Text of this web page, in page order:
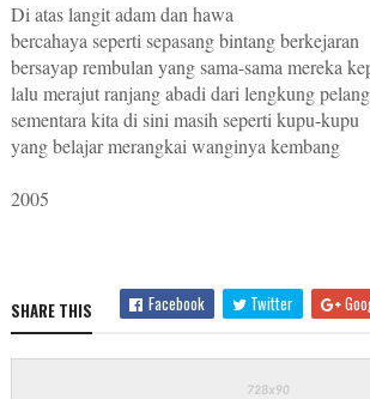
Di atas langit adam dan hawa
bercahaya seperti sepasang bintang berkejaran
bersayap rembulan yang sama-sama mereka
lalu merajut ranjang abadi dari lengkung
sementara kita di sini masih seperti kupu-kupu
yang belajar merangkai wanginya kembang
2005
SHARE THIS Facebook Twitter